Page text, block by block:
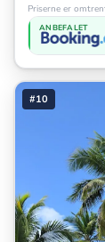
Priserne er
ANBEFALET
#10